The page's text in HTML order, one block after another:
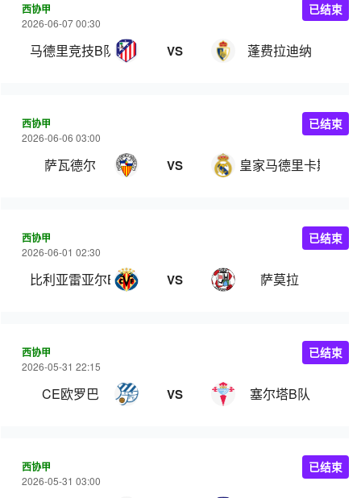
西协甲
2026-06-07 00:30
马德里竞技B队 VS 蓬费拉迪纳
已结束
西协甲
2026-06-06 03:00
萨瓦德尔 VS 皇家马德里卡斯蒂亚
已结束
西协甲
2026-06-01 02:30
比利亚雷亚尔B队 VS 萨莫拉
已结束
西协甲
2026-05-31 22:15
CE欧罗巴 VS 塞尔塔B队
已结束
西协甲
2026-05-31 03:00
已结束